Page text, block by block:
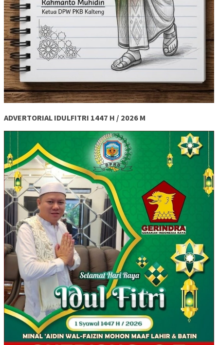
ADVERTORIAL IDULFITRI 1447 H / 2026 M